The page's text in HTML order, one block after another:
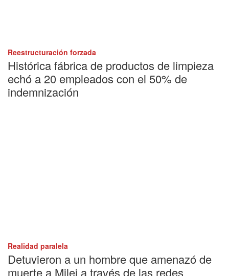
Reestructuración forzada
Histórica fábrica de productos de limpieza
echó a 20 empleados con el 50% de
indemnización
Realidad paralela
Detuvieron a un hombre que amenazó de
muerte a Milei a través de las redes